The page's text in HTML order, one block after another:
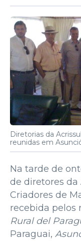
Diretorias da
reunidas em
Na tarde de
de diretores da
Criadores de
recebida pelos
Rural del
Paraguai,